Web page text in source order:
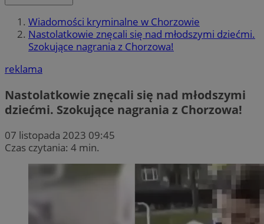
Wiadomości kryminalne w Chorzowie
Nastolatkowie znęcali się nad młodszymi dziećmi.
Szokujące nagrania z Chorzowa!
reklama
Nastolatkowie znęcali się nad młodszymi
dziećmi. Szokujące nagrania z Chorzowa!
07 listopada 2023 09:45
Czas czytania: 4 min.